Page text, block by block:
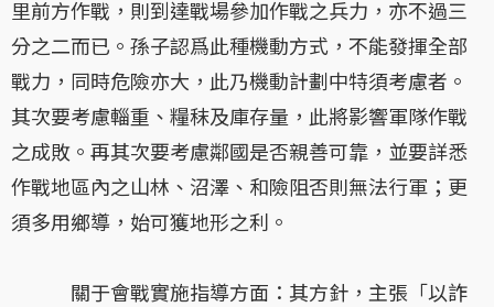
里前方作戰，則到達戰場參加作戰之兵力，亦不過三
分之二而已。孫子認爲此種機動方式，不能發揮全部
戰力，同時危險亦大，此乃機動計劃中特須考慮者。
其次要考慮輜重、糧秣及庫存量，此將影響軍隊作戰
之成敗。再其次要考慮鄰國是否親善可靠，並要詳悉
作戰地區內之山林、沼澤、和險阻否則無法行軍；更
須多用鄉導，始可獲地形之利。
關于會戰實施指導方面：其方針，主張「以詐